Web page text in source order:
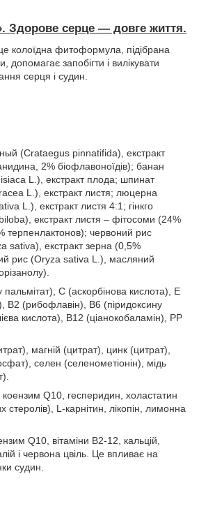
Здорове серце — довге життя.
колоїдна фитоформула, підібрана
допомагає запобігти і вилікувати
серця і судин.
(Crataegus pinnatifida), екстракт
2% біофлавоноїдів); банан
L.), екстракт плода; шпинат
L.), екстракт листя; люцерна
L.), екстракт листя 4:1; гінкго
екстракт листя – фітосоми (24%
терпенлактонов); червоний рис
sativa), екстракт зерна (0,5%
рис (Oryza sativa L.), масляний
пальмітат), С (аскорбінова кислота), E
B2 (рибофлавін), В6 (піридоксину
кислота), В12 (ціанокобаламін), РР
магній (цитрат), цинк (цитрат),
селен (селенометіонін), мідь
коензим Q10, гесперидин, холастатин
стеролів), L-карнітин, лікопін, лимонна
Q10, вітаміни В2-12, кальцій,
і червона цвіль. Це впливає на
судин.